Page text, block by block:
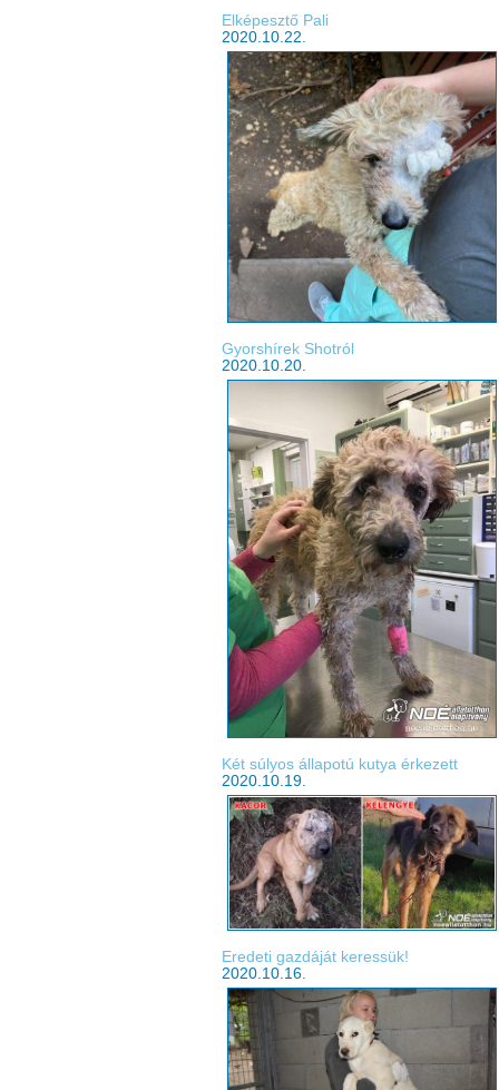
Elképesztő Pali
2020.10.22.
Gyorshírek Shotról
2020.10.20.
Két súlyos állapotú kutya érkezett
2020.10.19.
Eredeti gazdáját keressük!
2020.10.16.